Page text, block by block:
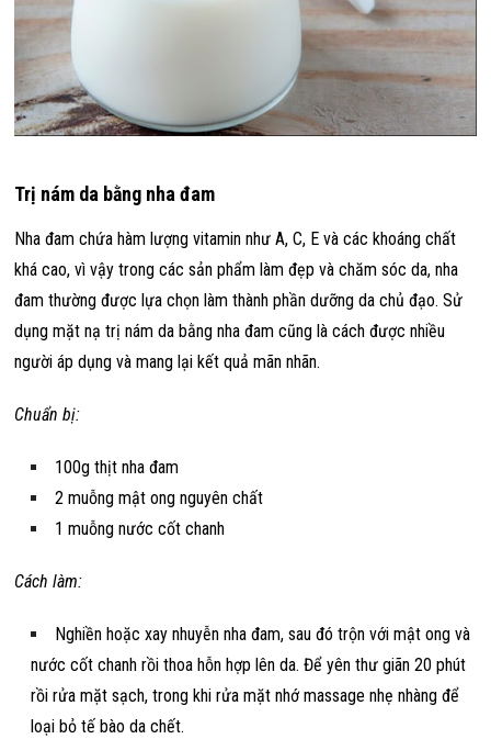
Trị nám da bằng nha đam
Nha đam chứa hàm lượng vitamin như A, C, E và các khoáng chất
khá cao, vì vậy trong các sản phẩm làm đẹp và chăm sóc da, nha
đam thường được lựa chọn làm thành phần dưỡng da chủ đạo. Sử
dụng mặt nạ trị nám da bằng nha đam cũng là cách được nhiều
người áp dụng và mang lại kết quả mãn nhãn.
Chuẩn bị:
100g thịt nha đam
2 muỗng mật ong nguyên chất
1 muỗng nước cốt chanh
Cách làm:
Nghiền hoặc xay nhuyễn nha đam, sau đó trộn với mật ong và
nước cốt chanh rồi thoa hỗn hợp lên da. Để yên thư giãn 20 phút
rồi rửa mặt sạch, trong khi rửa mặt nhớ massage nhẹ nhàng để
loại bỏ tế bào da chết.